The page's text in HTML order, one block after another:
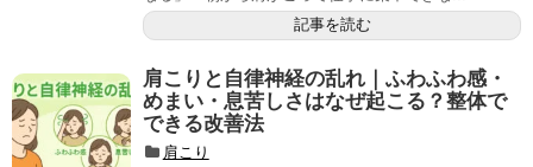
記事を読む
肩こりと自律神経の乱れ｜ふわふわ感・
めまい・息苦しさはなぜ起こる？整体で
できる改善法
肩こり